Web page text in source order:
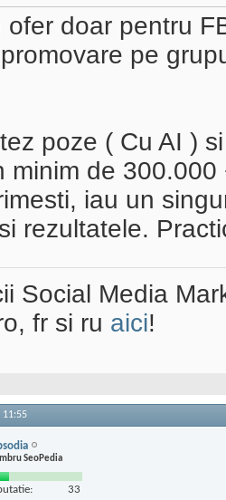
ofer doar pentru
pe
poze ( Cu AI )
minim de
iau un
rezultatele.
Social Media
fr si ru aici!
11:55
SeoPedia
33